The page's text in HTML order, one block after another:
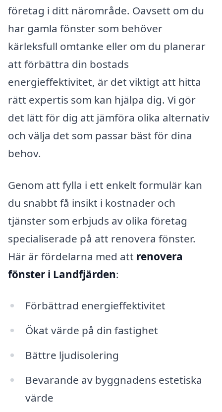
företag i ditt närområde. Oavsett om du
har gamla fönster som behöver
kärleksfull omtanke eller om du planerar
att förbättra din bostads
energieffektivitet, är det viktigt att hitta
rätt expertis som kan hjälpa dig. Vi gör
det lätt för dig att jämföra olika alternativ
och välja det som passar bäst för dina
behov.
Genom att fylla i ett enkelt formulär kan
du snabbt få insikt i kostnader och
tjänster som erbjuds av olika företag
specialiserade på att renovera fönster.
Här är fördelarna med att renovera
fönster i Landfjärden:
Förbättrad energieffektivitet
Ökat värde på din fastighet
Bättre ljudisolering
Bevarande av byggnadens estetiska
värde